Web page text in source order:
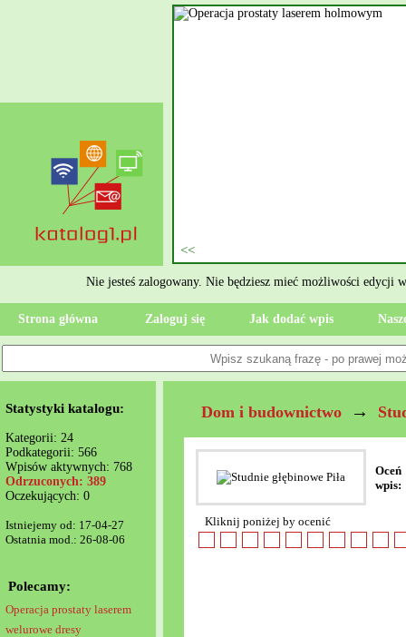
rzetelne układanie płytek
Rzeszów i dbamy o to,
gdy Twoja przestrzeń
przywracając ponownie
Nie jesteś zalogowany. Nie będziesz mieć możliwości edycji
Strona główna Zaloguj się Jak dodać wpis
Statystyki katalogu:
Kategorii: 24
Podkategorii: 566
Wpisów aktywnych: 768
Odrzuconych: 389
Oczekujących: 0
Istniejemy od: 17-04-27
Ostatnia mod.: 26-08-06
Polecamy:
Operacja prostaty laserem
welurowe dresy
Dom i budownictwo →
Oceń
wpis:
Kliknij poniżej by ocenić